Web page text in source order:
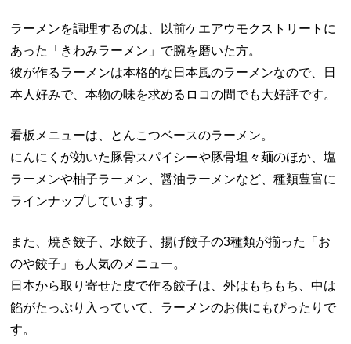
ラーメンを調理するのは、以前ケエアウモクストリートに
あった「きわみラーメン」で腕を磨いた方。
彼が作るラーメンは本格的な日本風のラーメンなので、日
本人好みで、本物の味を求めるロコの間でも大好評です。
看板メニューは、とんこつベースのラーメン。
にんにくが効いた豚骨スパイシーや豚骨坦々麺のほか、塩
ラーメンや柚子ラーメン、醤油ラーメンなど、種類豊富に
ラインナップしています。
また、焼き餃子、水餃子、揚げ餃子の3種類が揃った「お
のや餃子」も人気のメニュー。
日本から取り寄せた皮で作る餃子は、外はもちもち、中は
餡がたっぷり入っていて、ラーメンのお供にもぴったりで
す。